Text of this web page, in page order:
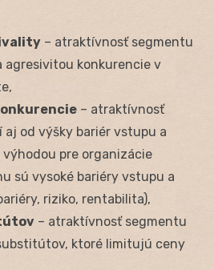
– atraktívnosť segmentu
agresivitou konkurencie v
– atraktívnosť
aj od výšky bariér vstupu a
pre organizácie
sú vysoké bariéry vstupu a
riziko, rentabilita),
– atraktívnosť segmentu
ktoré limitujú ceny